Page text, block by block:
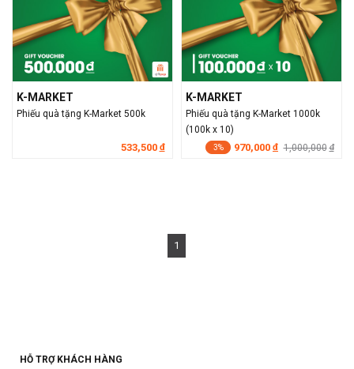
K-MARKET
Phiếu quà tặng K-Market 500k
533,500 đ
K-MARKET
Phiếu quà tặng K-Market 1000k
(100k x 10)
3% 970,000 đ 1,000,000 đ
1
HỖ TRỢ KHÁCH HÀNG